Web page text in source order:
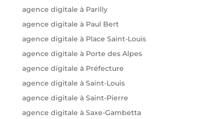
agence digitale à Parilly
agence digitale à Paul Bert
agence digitale à Place Saint-Louis
agence digitale à Porte des Alpes
agence digitale à Préfecture
agence digitale à Saint-Louis
agence digitale à Saint-Pierre
agence digitale à Saxe-Gambetta